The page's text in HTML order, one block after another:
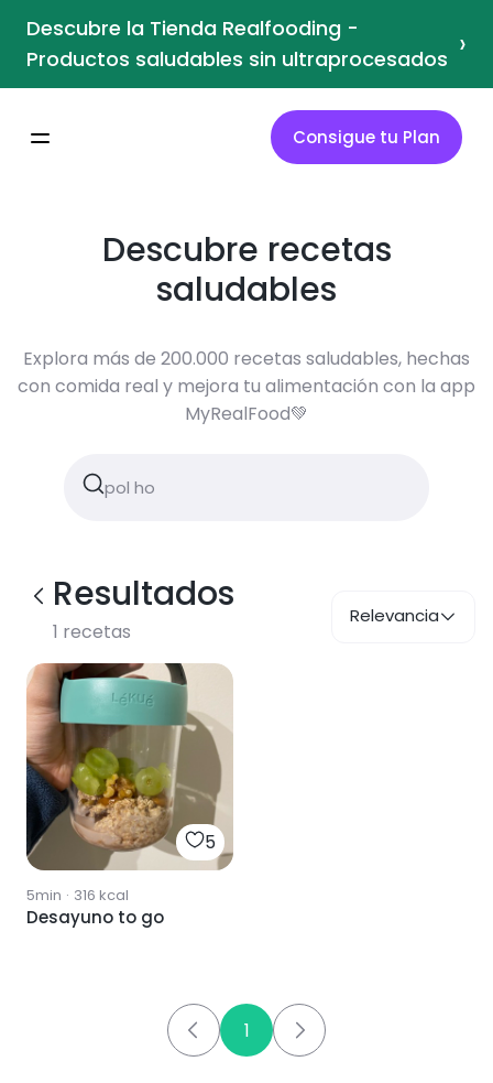
Descubre la Tienda Realfooding -
Productos saludables sin ultraprocesados ›
Consigue tu Plan
Descubre recetas
saludables
Explora más de 200.000 recetas saludables, hechas
con comida real y mejora tu alimentación con la app
MyRealFood💚
Resultados
1 recetas
Relevancia
5
5min · 316 kcal
Desayuno to go
1